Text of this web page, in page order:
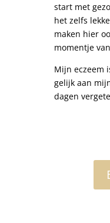
start met
het zelfs
maken hier
momentje
Mijn eczeem
gelijk aan
dagen